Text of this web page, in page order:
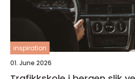
inspiration
01. June 2026